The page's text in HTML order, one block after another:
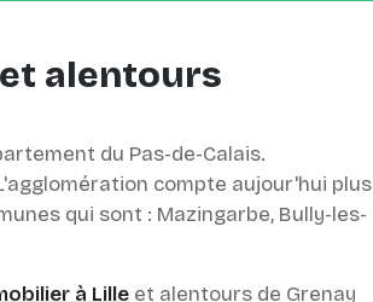
alentours
du Pas-de-Calais.
compte aujour'hui plus
qui sont : Mazingarbe, Bully-les-
à Lilleet alentours de Grenay